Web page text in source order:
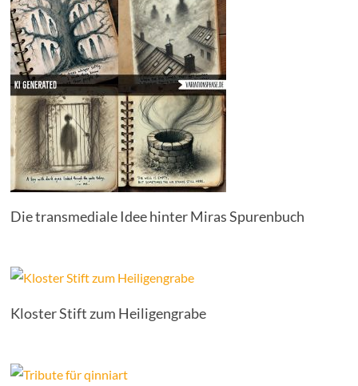
Die transmediale Idee hinter Miras Spurenbuch
Kloster Stift zum Heiligengrabe